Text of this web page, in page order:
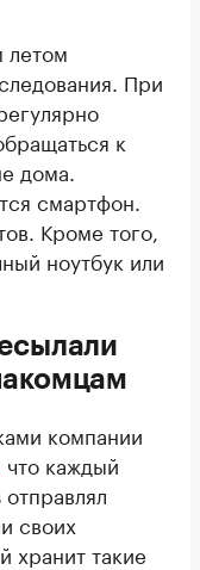
летом
При
к
дома.
смартфон.
Кроме того,
ноутбук или
компании
, что каждый
своих
хранит такие